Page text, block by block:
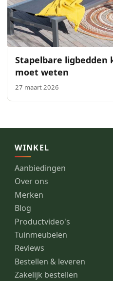
Stapelbare ligbedden
moet weten
27 maart 2026
WINKEL
Aanbiedingen
Over ons
Merken
Blog
Productvideo's
Tuinmeubelen
Reviews
Bestellen & leveren
Zakelijk bestellen